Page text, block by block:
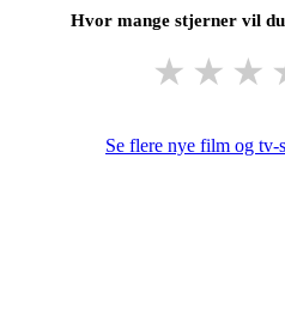
Hvor mange stjerner vil du
★ ★ ★
Se flere nye film og